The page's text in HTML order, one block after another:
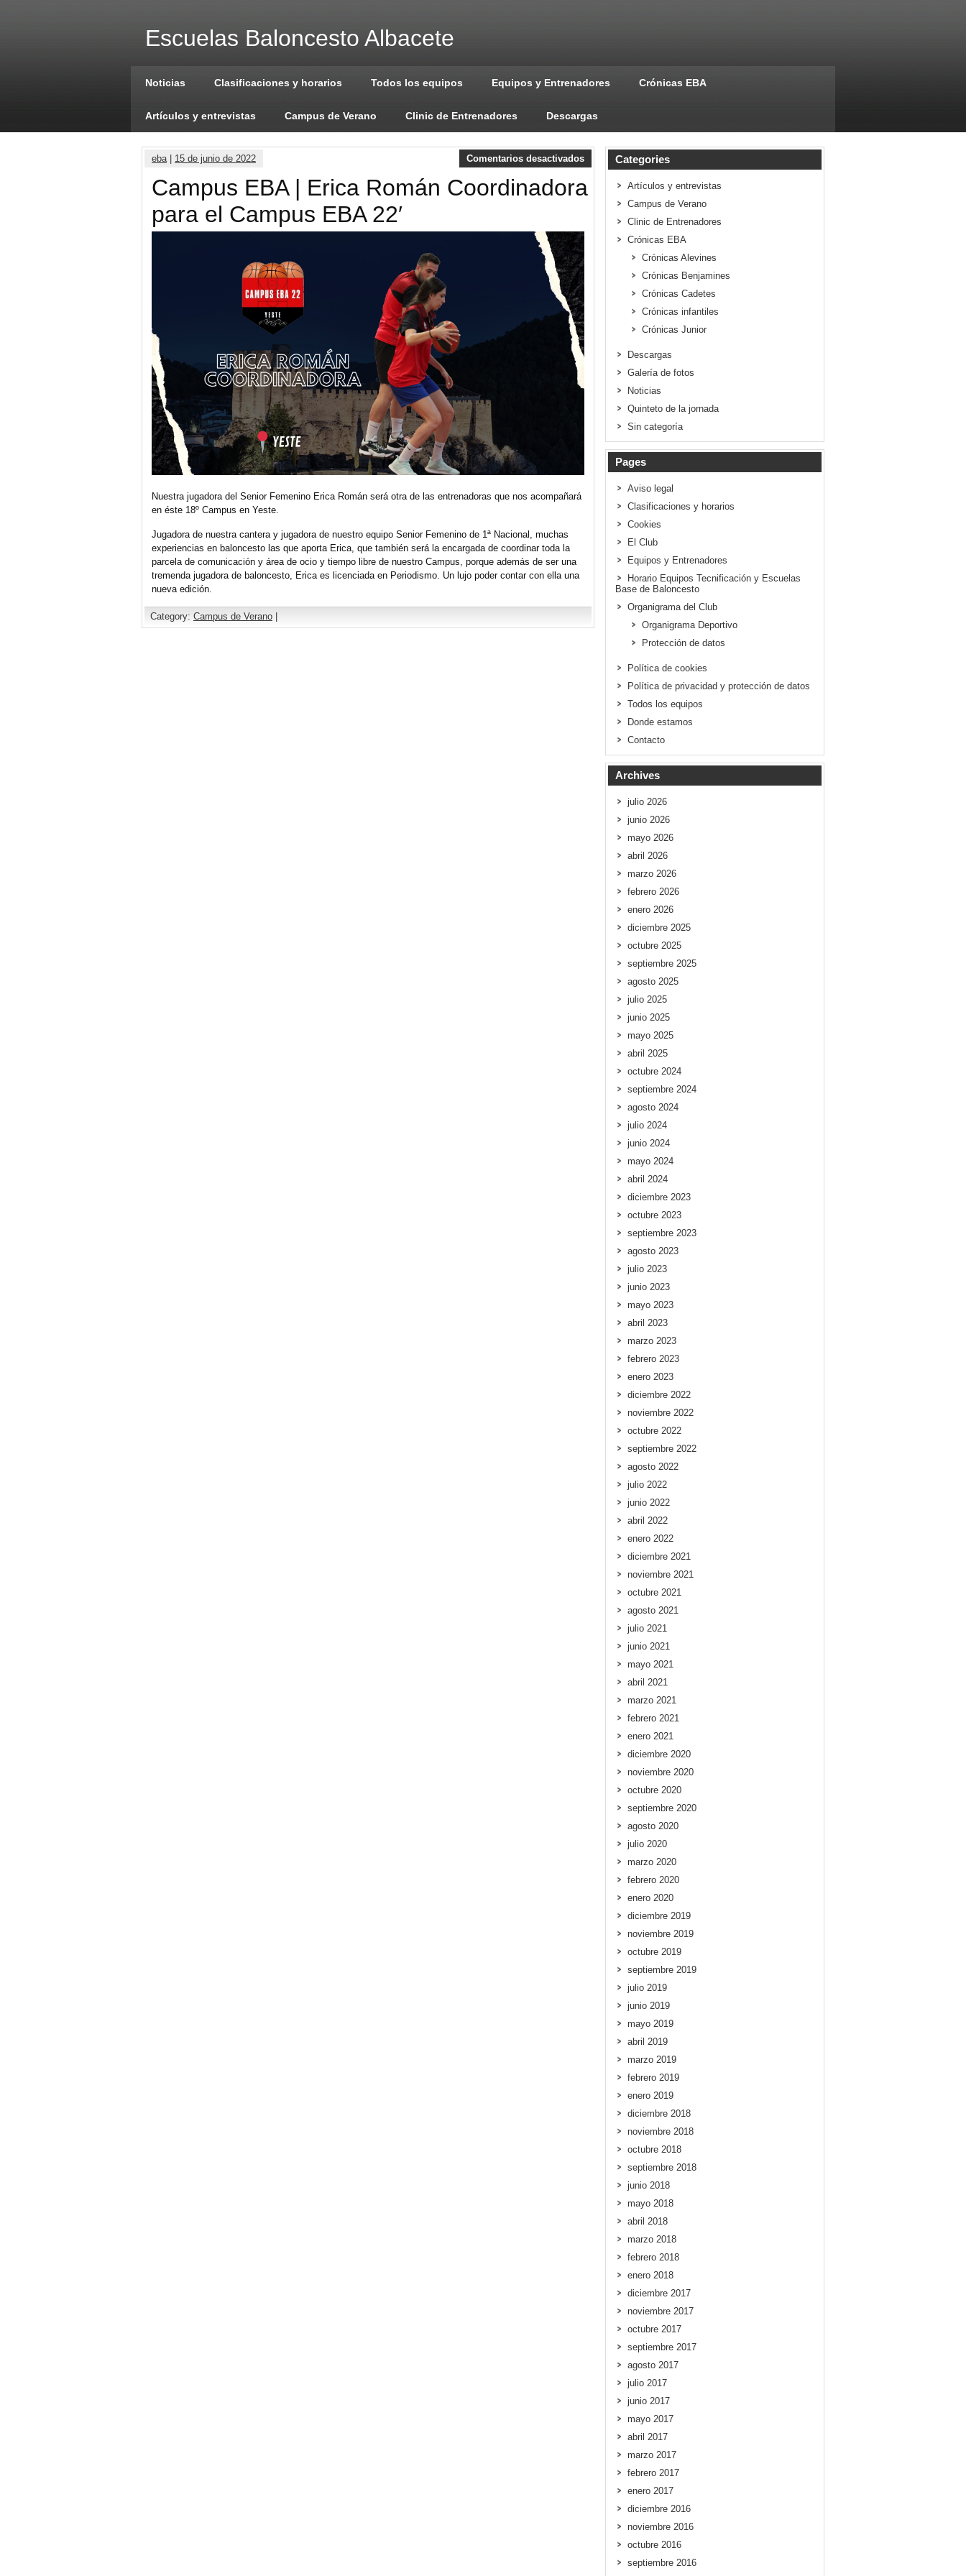
Escuelas Baloncesto Albacete
Noticias Clasificaciones y horarios Todos los equipos Equipos y Entrenadores Crónicas EBA
Artículos y entrevistas Campus de Verano Clinic de Entrenadores Descargas
eba| 15 de junio de 2022 Comentarios desactivados
Campus EBA | Erica Román Coordinadora
para el Campus EBA 22′
Nuestra jugadora del Senior Femenino Erica Román será otra de las entrenadoras que nos acompañará
en éste 18º Campus en Yeste.
Jugadora de nuestra cantera y jugadora de nuestro equipo Senior Femenino de 1ª Nacional, muchas
experiencias en baloncesto las que aporta Erica, que también será la encargada de coordinar toda la
parcela de comunicación y área de ocio y tiempo libre de nuestro Campus, porque además de ser una
tremenda jugadora de baloncesto, Erica es licenciada en Periodismo. Un lujo poder contar con ella una
nueva edición.
Category: Campus de Verano |
Categories
Artículos y entrevistas
Campus de Verano
Clinic de Entrenadores
Crónicas EBA
Crónicas Alevines
Crónicas Benjamines
Crónicas Cadetes
Crónicas infantiles
Crónicas Junior
Descargas
Galería de fotos
Noticias
Quinteto de la jornada
Sin categoría
Pages
Aviso legal
Clasificaciones y horarios
Cookies
El Club
Equipos y Entrenadores
Horario Equipos Tecnificación y Escuelas
Base de Baloncesto
Organigrama del Club
Organigrama Deportivo
Protección de datos
Política de cookies
Política de privacidad y protección de datos
Todos los equipos
Donde estamos
Contacto
Archives
julio 2026
junio 2026
mayo 2026
abril 2026
marzo 2026
febrero 2026
enero 2026
diciembre 2025
octubre 2025
septiembre 2025
agosto 2025
julio 2025
junio 2025
mayo 2025
abril 2025
octubre 2024
septiembre 2024
agosto 2024
julio 2024
junio 2024
mayo 2024
abril 2024
diciembre 2023
octubre 2023
septiembre 2023
agosto 2023
julio 2023
junio 2023
mayo 2023
abril 2023
marzo 2023
febrero 2023
enero 2023
diciembre 2022
noviembre 2022
octubre 2022
septiembre 2022
agosto 2022
julio 2022
junio 2022
abril 2022
enero 2022
diciembre 2021
noviembre 2021
octubre 2021
agosto 2021
julio 2021
junio 2021
mayo 2021
abril 2021
marzo 2021
febrero 2021
enero 2021
diciembre 2020
noviembre 2020
octubre 2020
septiembre 2020
agosto 2020
julio 2020
marzo 2020
febrero 2020
enero 2020
diciembre 2019
noviembre 2019
octubre 2019
septiembre 2019
julio 2019
junio 2019
mayo 2019
abril 2019
marzo 2019
febrero 2019
enero 2019
diciembre 2018
noviembre 2018
octubre 2018
septiembre 2018
junio 2018
mayo 2018
abril 2018
marzo 2018
febrero 2018
enero 2018
diciembre 2017
noviembre 2017
octubre 2017
septiembre 2017
agosto 2017
julio 2017
junio 2017
mayo 2017
abril 2017
marzo 2017
febrero 2017
enero 2017
diciembre 2016
noviembre 2016
octubre 2016
septiembre 2016